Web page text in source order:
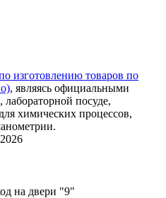
изготовлению товаров по
, являясь официальными
посуде,
химических процессов,
на двери "9"